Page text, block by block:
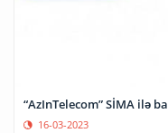
“AzInTelecom” SİMA ilə
16-03-2023